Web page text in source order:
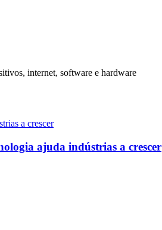
internet, software e hardware
ajuda indústrias a crescer